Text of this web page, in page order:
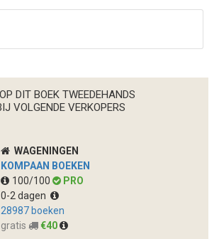
DIT BOEK TWEEDEHANDS
VOLGENDE VERKOPERS
WAGENINGEN
KOMPAAN BOEKEN
100/100
PRO
0-2 dagen
28987 boeken
gratis
€40